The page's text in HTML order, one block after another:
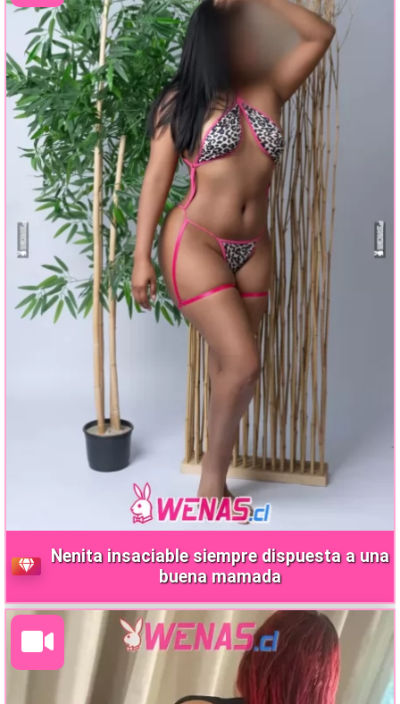
Nenita insaciable siempre dispuesta a una
buena mamada